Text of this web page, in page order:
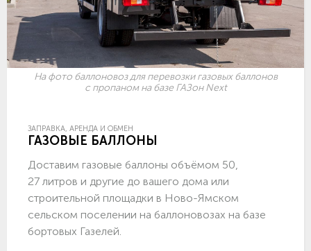
На фото баллоновоз для перевозки газовых баллонов
с пропаном на базе ГАЗон Next
ЗАПРАВКА, АРЕНДА И ОБМЕН
ГАЗОВЫЕ БАЛЛОНЫ
Доставим газовые баллоны объёмом 50,
27 литров и другие до вашего дома или
строительной площадки в Ново-Ямском
сельском поселении на баллоновозах на базе
бортовых Газелей.